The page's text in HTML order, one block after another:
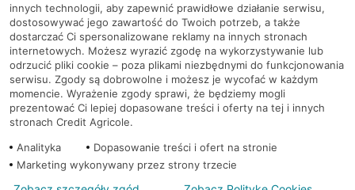
RODO
Regulamin serwisu
Mapa serwisu
PolitykaCookies
innych technologii, aby zapewnić prawidłowe działanie serwisu,
dostosowywać jego zawartość do Twoich potrzeb, a także
dostarczać Ci spersonalizowane reklamy na innych stronach
internetowych. Możesz wyrazić zgodę na wykorzystywanie lub
odrzucić pliki cookie – poza plikami niezbędnymi do funkcjonowania
serwisu. Zgody są dobrowolne i możesz je wycofać w każdym
momencie. Wyrażenie zgody sprawi, że będziemy mogli
prezentować Ci lepiej dopasowane treści i oferty na tej i innych
stronach Credit Agricole.
Analityka
Dopasowanie treści i ofert na stronie
Marketing wykonywany przez strony trzecie